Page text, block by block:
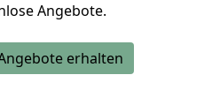
Angebote.
erhalten